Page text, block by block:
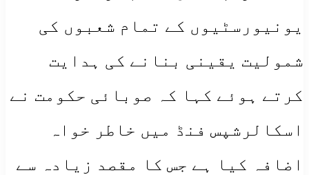
یونیورسٹیوں کے تمام شعبوں کی
شمولیت یقینی بنانے کی ہدایت
کرتے ہوئے کہا کہ صوبائی حکومت نے
اسکالرشپس فنڈ میں خاطر خواہ
اضافہ کیا ہے جس کا مقصد زیادہ سے